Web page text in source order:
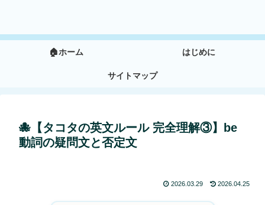
🏠ホーム はじめに
サイトマップ
🐙【タコタの英文ルール 完全理解③】be
動詞の疑問文と否定文
2026.03.29 2026.04.25